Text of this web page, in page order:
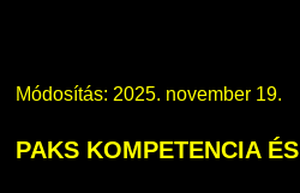
Módosítás: 2025. november 19.
PAKSKOMPETENCIA